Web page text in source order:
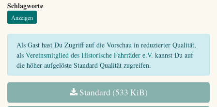
Schlagworte
Anzeigen
Als Gast hast Du Zugriff auf die Vorschau in reduzierter Qualität,
als Vereinsmitglied des Historische Fahrräder e.V. kannst Du auf
die höher aufgelöste Standard Qualität zugreifen.
Standard (533 KiB)